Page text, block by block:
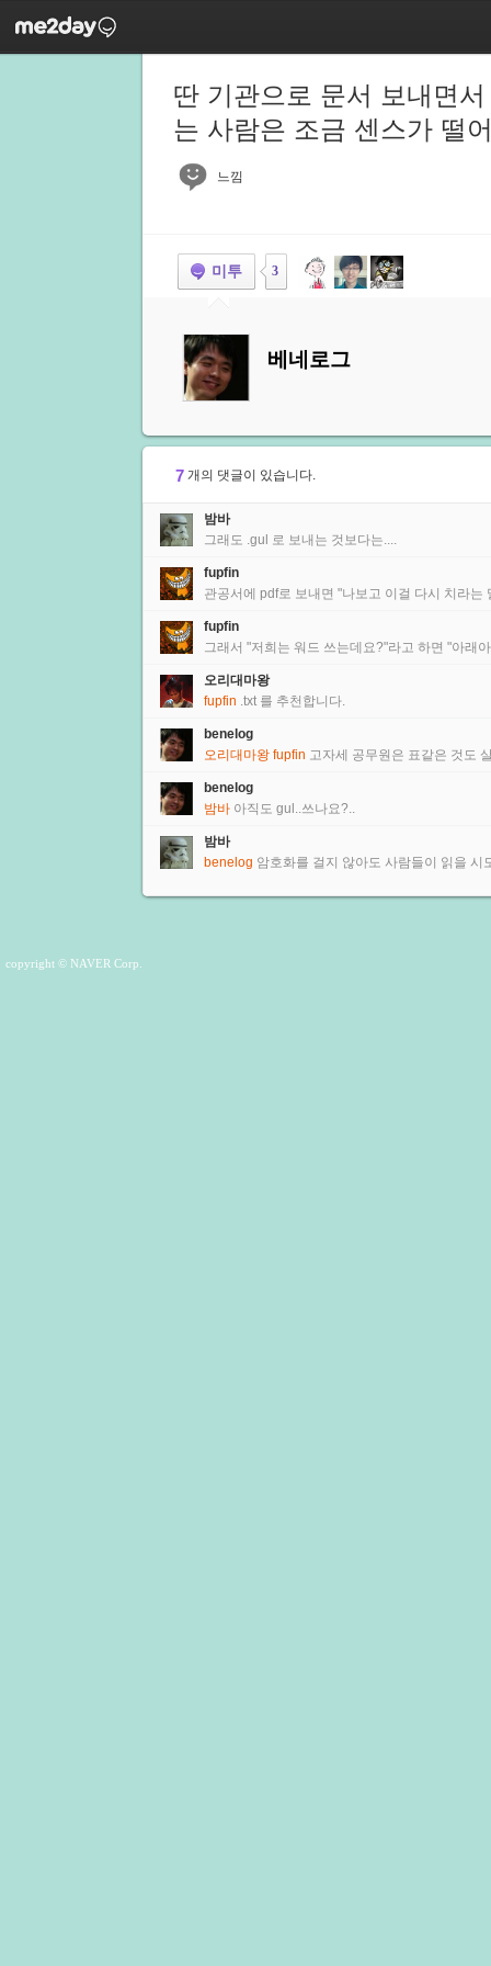
딴 기관으로 문서 보내면
는 사람은 조금 센스가 떨
느낌
미투 3
베네로그
7 개의 댓글이 있습니다.
밤바
그래도 .gul 로 보내는 것보다는....
fupfin
관공서에 pdf로 보내면 "나보고 이걸 다시 치라
fupfin
그래서 "저희는 워드 쓰는데요?"라고 하면 "아래
오리대마왕
fupfin .txt 를 추천합니다.
benelog
오리대마왕 fupfin 고자세 공무원은 표같은 것도
benelog
밤바 아직도 gul..쓰나요?..
밤바
benelog 암호화를 걸지 않아도 사람들이 읽을 시
copyright © NAVER Corp.